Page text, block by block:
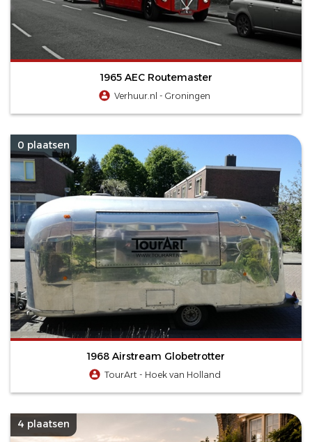
1965 AEC Routemaster
Verhuur.nl - Groningen
0 plaatsen
1968 Airstream Globetrotter
TourArt - Hoek van Holland
4 plaatsen